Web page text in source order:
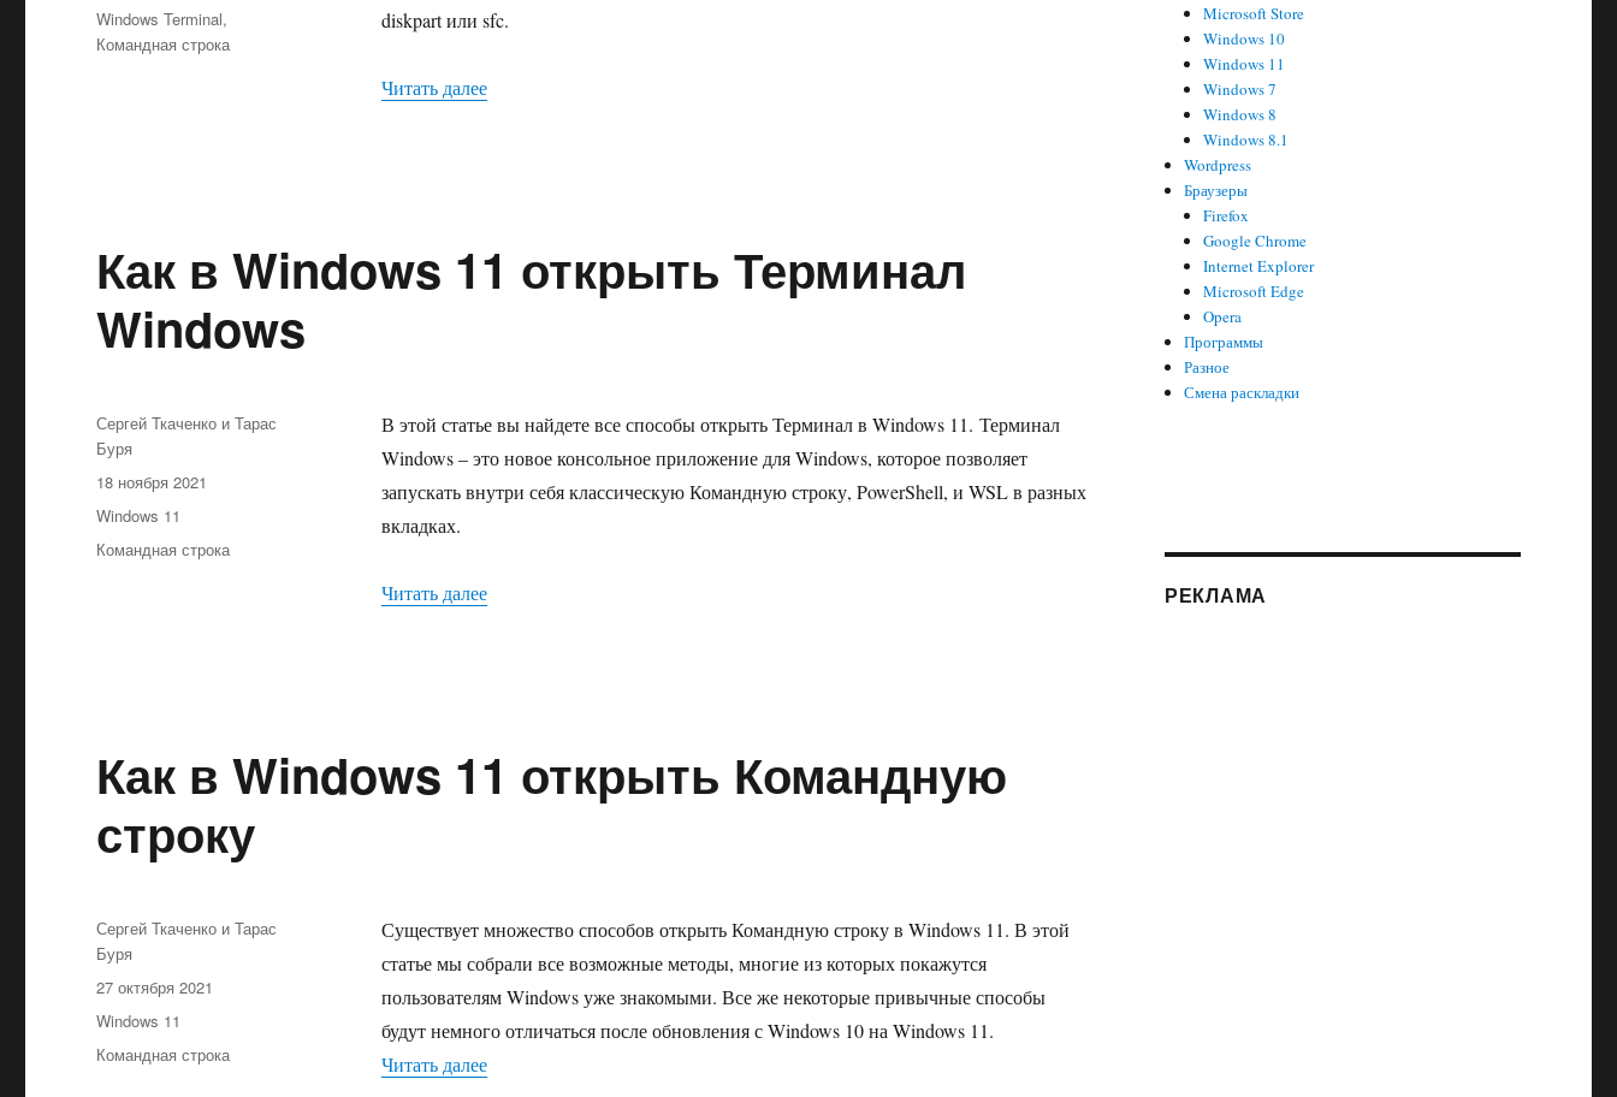
diskpart или sfc.
Читать далее«Как в Windows 11 заменить Терминал на Командную Строку»
Метки
Windows Terminal,
Командная строка
Как в Windows 11 открыть Терминал
Windows
В этой статье вы найдете все способы открыть Терминал в Windows 11. Терминал
Windows – это новое консольное приложение для Windows, которое позволяет
запускать внутри себя классическую Командную строку, PowerShell, и WSL в разных
вкладках.
Читать далее«Как в Windows 11 открыть Терминал Windows»
Автор
Сергей Ткаченко и Тарас
Буря
Опубликовано
18 ноября 2021
Рубрики
Windows 11
Метки
Командная строка
Как в Windows 11 открыть Командную
строку
Существует множество способов открыть Командную строку в Windows 11. В этой
статье мы собрали все возможные методы, многие из которых покажутся
пользователям Windows ­уже знакомыми. Все же некоторые привычные способы
будут немного отличаться после обновления с Windows 10 на Windows 11.
Читать далее«Как в Windows 11 открыть Командную строку»
Автор
Сергей Ткаченко и Тарас
Буря
Опубликовано
27 октября 2021
Рубрики
Windows 11
Метки
Командная строка
Microsoft Store
Windows 10
Windows 11
Windows 7
Windows 8
Windows 8.1
Wordpress
Браузеры
Firefox
Google Chrome
Internet Explorer
Microsoft Edge
Opera
Программы
Разное
Смена раскладки
РЕКЛАМА